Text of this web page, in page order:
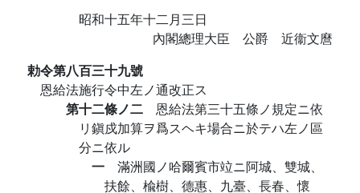
昭和十五年十二月三日
內閣總理大臣 公爵 近衞文麿
勅令第八百三十九號
恩給法施行令中左ノ通改正ス
第十二條ノ二 恩給法第三十五條ノ規定ニ依
リ鎭戍加算ヲ爲スヘキ場合ニ於テハ左ノ區
分ニ依ル
一 滿洲國ノ哈爾賓市竝ニ阿城、雙城、
扶餘、楡樹、德惠、九臺、長春、懷